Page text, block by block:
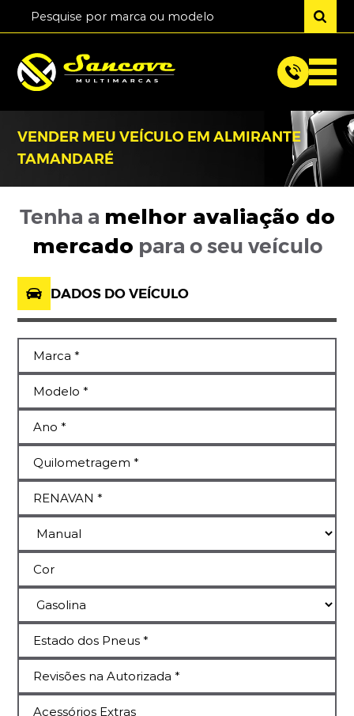
VENDER MEU VEÍCULO EM ALMIRANTE
TAMANDARÉ
Tenha a melhor avaliação do
mercado para o seu veículo
DADOS DO VEÍCULO